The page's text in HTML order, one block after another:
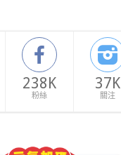
238K
粉絲
37K
關注